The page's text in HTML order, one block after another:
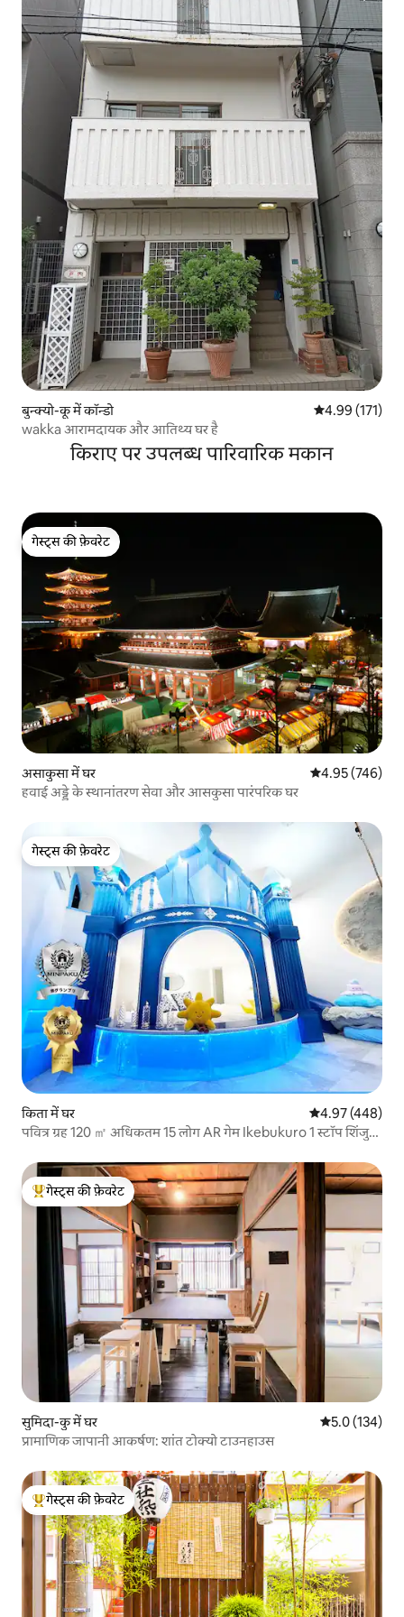
बुन्क्यो-कू में कॉन्डो औसत रेटिंग 5 में से
4.99 (171)
wakka आरामदायक और आतिथ्य घर है
किराए पर उपलब्ध पारिवारिक मकान
गेस्ट्स की फ़ेवरेट
गेस्ट्स की फ़ेवरेट
असाकुसा में घर औसत रेटिंग 5 में से
4.95 (746)
हवाई अड्डे के स्थानांतरण सेवा और आसकुसा पारंपरिक घर
गेस्ट्स की फ़ेवरेट
गेस्ट्स की फ़ेवरेट
किता में घर औसत रेटिंग 5 में से
4.97 (448)
पवित्र ग्रह 120 ㎡ अधिकतम 15 लोग AR गेम Ikebukuro 1 स्टॉप शिंजुकु
गेस्ट्स का टॉप फ़ेवरेट
गेस्ट्स की फ़ेवरेट
सुमिदा-कु में घर औसत रेटिंग 5 में
5.0 (134)
प्रामाणिक जापानी आकर्षण: शांत टोक्यो टाउनहाउस
गेस्ट्स का टॉप फ़ेवरेट
गेस्ट्स की फ़ेवरेट